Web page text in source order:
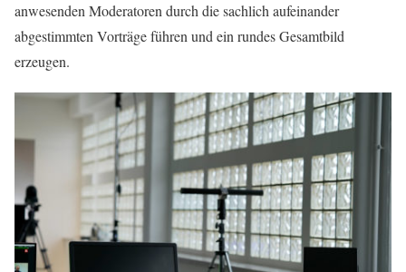
anwesenden Moderatoren durch die sachlich aufeinander
abgestimmten Vorträge führen und ein rundes Gesamtbild
erzeugen.